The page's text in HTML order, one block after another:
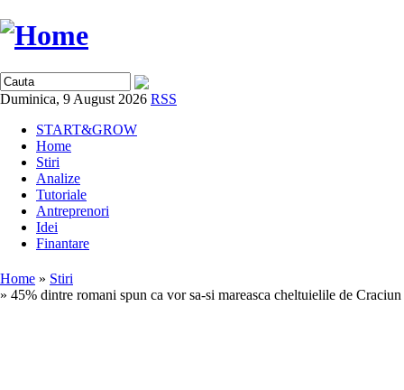
Duminica, 9 August 2026 RSS
START&GROW
Home
Stiri
Analize
Tutoriale
Antreprenori
Idei
Finantare
Home » Stiri
» 45% dintre romani spun ca vor sa-si mareasca cheltuielile de Craciun